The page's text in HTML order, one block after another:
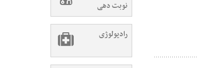
نوبت دهی
رادیولوژی